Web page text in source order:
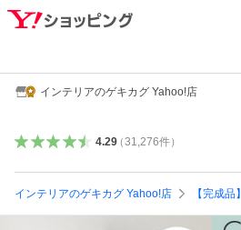
インテリアのゲキカグ Yahoo!店
4.29（31,276件）
インテリアのゲキカグ Yahoo!店 【完成品】